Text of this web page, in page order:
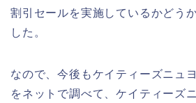
割引セールを実施しているかどう
した。
なので、今後もケイティーズニュ
をネットで調べて、ケイティーズ